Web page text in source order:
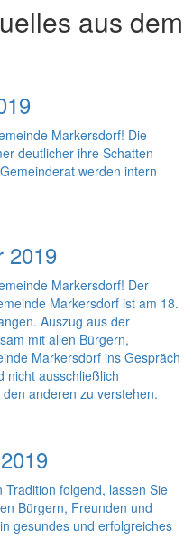
aus dem
Markersdorf! Die
deutlicher ihre Schatten
werden intern
2019
Markersdorf! Der
Markersdorf ist am 18.
Auszug aus der
mit allen Bürgern,
Markersdorf ins Gespräch
nicht ausschließlich
anderen zu verstehen.
folgend, lassen Sie
Bürgern, Freunden und
gesundes und erfolgreiches